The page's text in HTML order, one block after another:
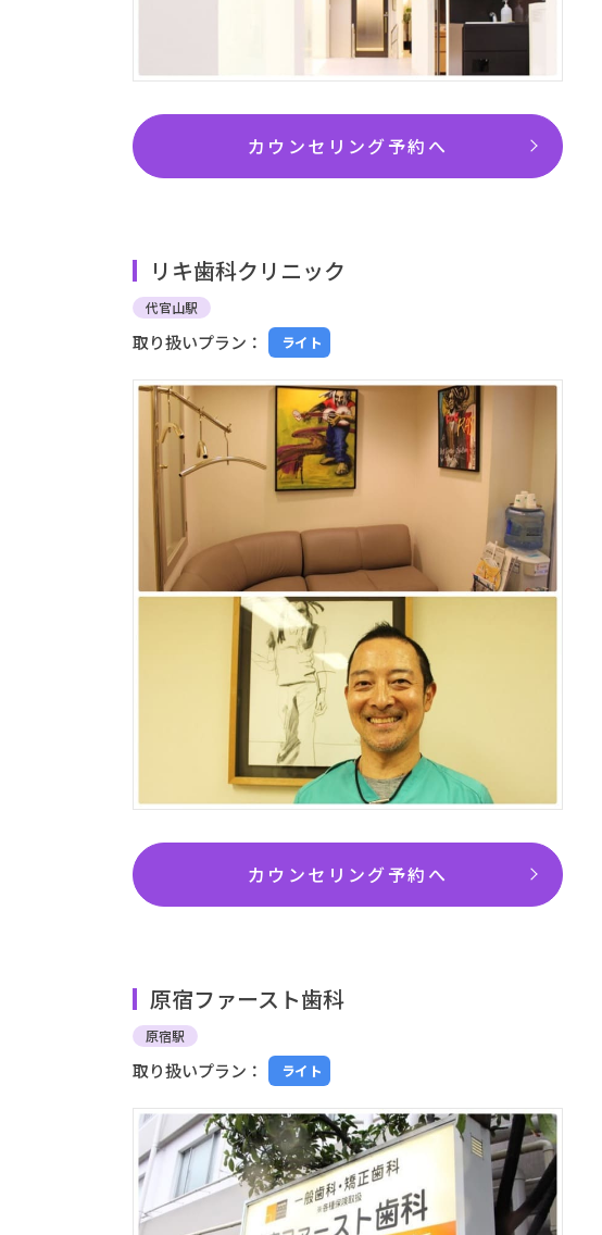
カウンセリング予約へ
リキ歯科クリニック
代官山駅
取り扱いプラン： ライト
カウンセリング予約へ
原宿ファースト歯科
原宿駅
取り扱いプラン： ライト